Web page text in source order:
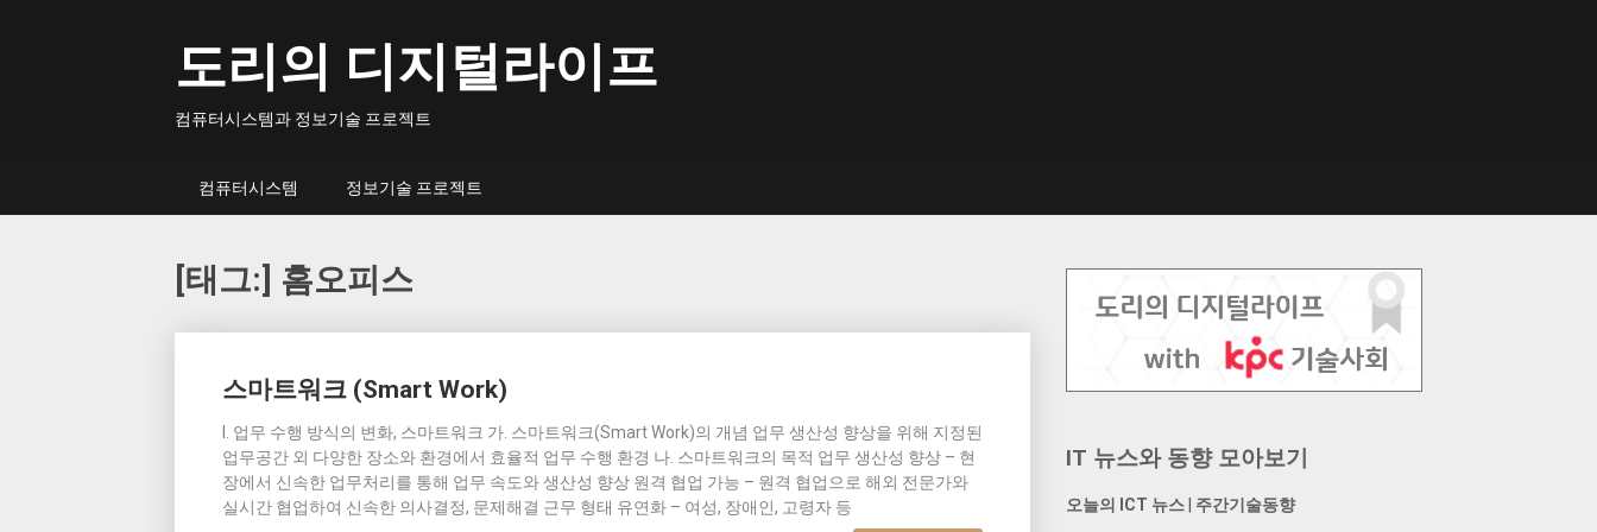
도리의 디지털라이프
컴퓨터시스템과 정보기술 프로젝트
컴퓨터시스템 정보기술 프로젝트
[태그:] 홈오피스
스마트워크 (Smart Work)
I. 업무 수행 방식의 변화, 스마트워크 가. 스마트워크(Smart Work)의 개념 업무 생산성 향상을 위해 지정된
업무공간 외 다양한 장소와 환경에서 효율적 업무 수행 환경 나. 스마트워크의 목적 업무 생산성 향상 – 현
장에서 신속한 업무처리를 통해 업무 속도와 생산성 향상 원격 협업 가능 – 원격 협업으로 해외 전문가와
실시간 협업하여 신속한 의사결정, 문제해결 근무 형태 유연화 – 여성, 장애인, 고령자 등
navigation
IT 뉴스와 동향 모아보기
오늘의 ICT 뉴스 주간기술동향